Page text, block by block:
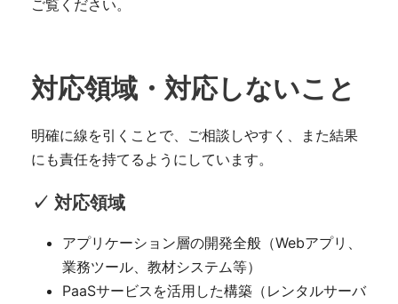
対応領域・対応しないこと
明確に線を引くことで、ご相談しやすく、また結果
にも責任を持てるようにしています。
✓ 対応領域
アプリケーション層の開発全般（Webアプリ、
業務ツール、教材システム等）
PaaSサービスを活用した構築（レンタルサーバ